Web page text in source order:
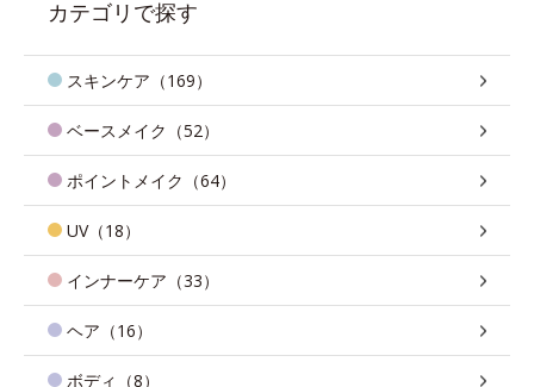
カテゴリで探す
スキンケア（169）
ベースメイク（52）
ポイントメイク（64）
UV（18）
インナーケア（33）
ヘア（16）
ボディ（8）